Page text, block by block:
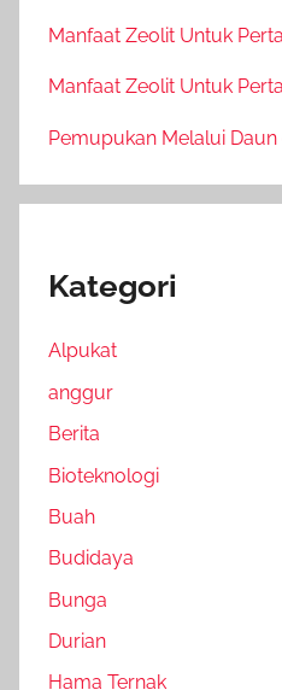
Manfaat Zeolit Untuk
Manfaat Zeolit Untuk
Pemupukan Melalui
Kategori
Alpukat
anggur
Berita
Bioteknologi
Buah
Budidaya
Bunga
Durian
Hama Ternak